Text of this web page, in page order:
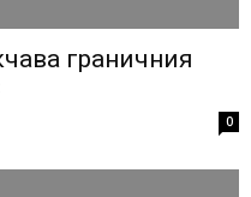
граничния
0